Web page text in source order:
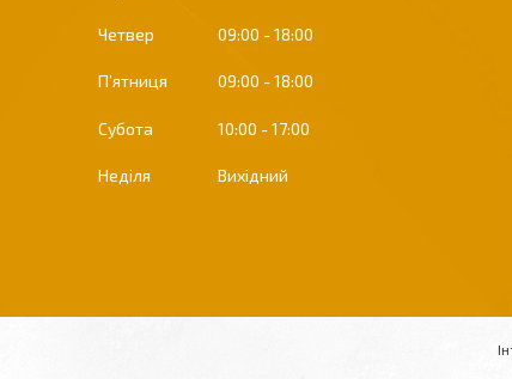
Четвер 09:00 18:00
Пʼятниця 09:00 18:00
Субота 10:00 17:00
Неділя Вихідний